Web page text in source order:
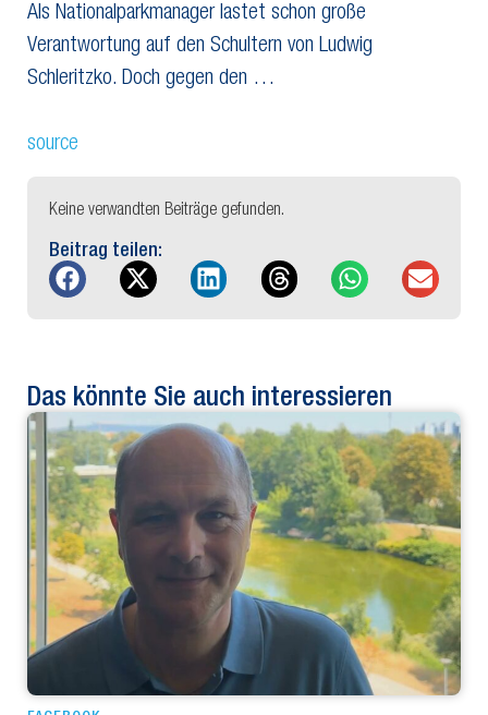
Als Nationalparkmanager lastet schon große
Verantwortung auf den Schultern von Ludwig
Schleritzko. Doch gegen den …
source
Keine verwandten Beiträge gefunden.
Beitrag teilen:
Das könnte Sie auch interessieren